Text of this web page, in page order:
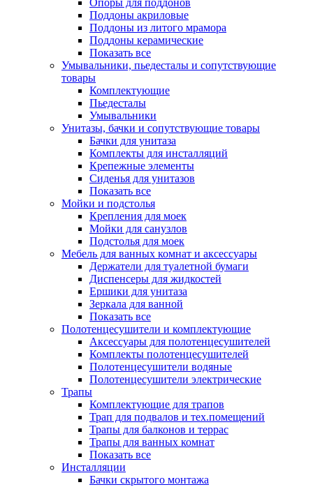
Опоры для поддонов
Поддоны акриловые
Поддоны из литого мрамора
Поддоны керамические
Показать все
Умывальники, пьедесталы и сопутствующие
товары
Комплектующие
Пьедесталы
Умывальники
Унитазы, бачки и сопутствующие товары
Бачки для унитаза
Комплекты для инсталляций
Крепежные элементы
Сиденья для унитазов
Показать все
Мойки и подстолья
Крепления для моек
Мойки для санузлов
Подстолья для моек
Мебель для ванных комнат и аксессуары
Держатели для туалетной бумаги
Диспенсеры для жидкостей
Ершики для унитаза
Зеркала для ванной
Показать все
Полотенцесушители и комплектующие
Аксессуары для полотенцесушителей
Комплекты полотенцесушителей
Полотенцесушители водяные
Полотенцесушители электрические
Трапы
Комплектующие для трапов
Трап для подвалов и тех.помещений
Трапы для балконов и террас
Трапы для ванных комнат
Показать все
Инсталляции
Бачки скрытого монтажа